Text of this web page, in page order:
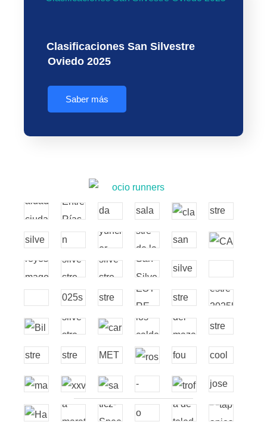
Clasificaciones San Silvestre
Oviedo 2025
Saber más